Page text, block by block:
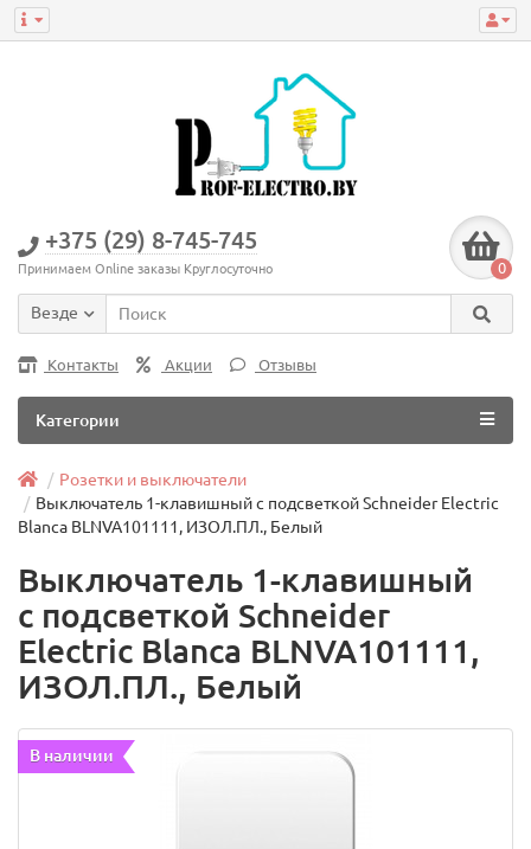
+375 (29) 8-745-745
Принимаем Online заказы Круглосуточно 0
Везде
Контакты Акции Отзывы
Категории
Розетки и выключатели
Выключатель 1-клавишный с подсветкой Schneider Electric
Blanca BLNVA101111, ИЗОЛ.ПЛ., Белый
Выключатель 1-клавишный
с подсветкой Schneider
Electric Blanca BLNVA101111,
ИЗОЛ.ПЛ., Белый
В наличии